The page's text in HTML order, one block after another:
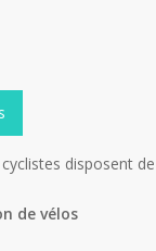
disposent
de vélos